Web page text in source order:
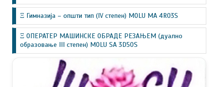
Ξ Гимназија – општи тип (IV степен) MOLU MA 4R03S
Ξ ОПЕРАТЕР МАШИНСКЕ ОБРАДЕ РЕЗАЊЕМ (дуално
образовање III степен) MOLU SA 3D50S